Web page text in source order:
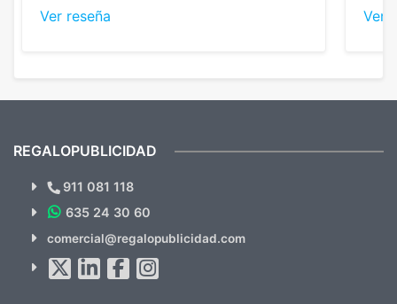
diferencia, con libretas de muy buena calidad
Ver reseña Ver
¿Quieres ver nuestras últimas
Novedades y Ofertas?
hacemos Spam)
REGALOPUBLICIDAD
911 081 118
635 24 30 60
comercial@regalopublicidad.com